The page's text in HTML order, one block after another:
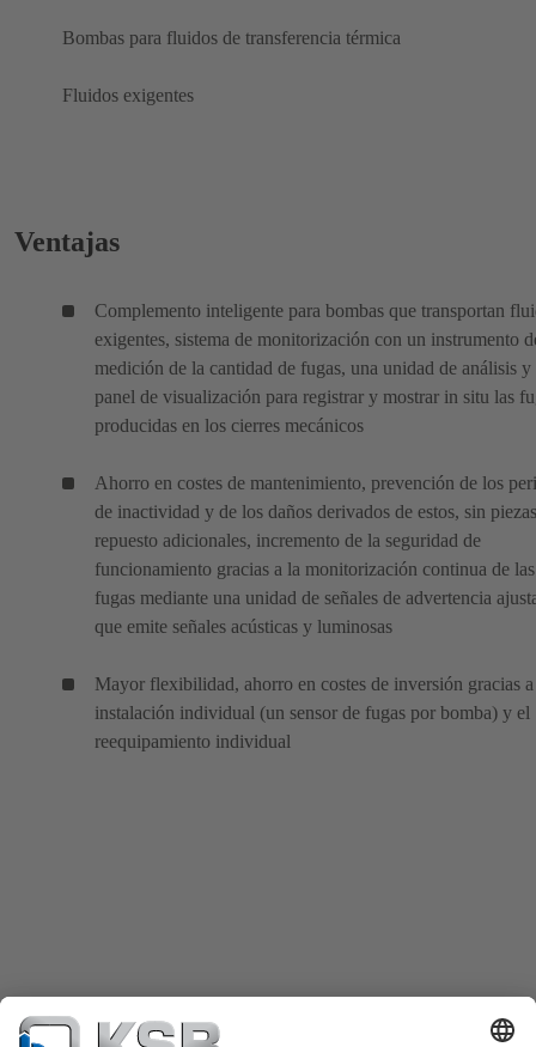
Bombas para fluidos de transferencia térmica
Fluidos exigentes
Ventajas
Complemento inteligente para bombas que transportan
exigentes, sistema de monitorización con un instrumento
medición de la cantidad de fugas, una unidad de análisis y
panel de visualización para registrar y mostrar in situ las
producidas en los cierres mecánicos
Ahorro en costes de mantenimiento, prevención de los
de inactividad y de los daños derivados de estos, sin
repuesto adicionales, incremento de la seguridad de
funcionamiento gracias a la monitorización continua de las
fugas mediante una unidad de señales de advertencia
que emite señales acústicas y luminosas
Mayor flexibilidad, ahorro en costes de inversión gracias
instalación individual (un sensor de fugas por bomba) y el
reequipamiento individual